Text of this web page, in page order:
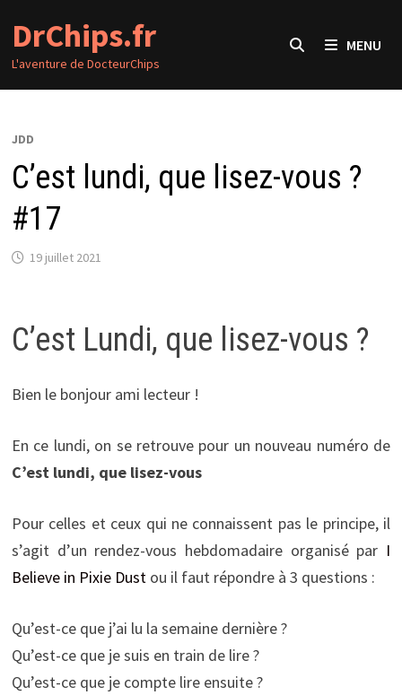
contenu
DrChips.fr
L'aventure de DocteurChips
MENU
JDD
C’est lundi, que lisez-vous ?
#17
19 juillet 2021
C’est Lundi, que lisez-vous ?
Bien le bonjour ami lecteur !
En ce lundi, on se retrouve pour un nouveau numéro de
C’est lundi, que lisez-vous
Pour celles et ceux qui ne connaissent pas le principe, il
s’agit d’un rendez-vous hebdomadaire organisé par I
Believe in Pixie Dustou il faut répondre à 3 questions :
Qu’est-ce que j’ai lu la semaine dernière ?
Qu’est-ce que je suis en train de lire ?
Qu’est-ce que je compte lire ensuite ?